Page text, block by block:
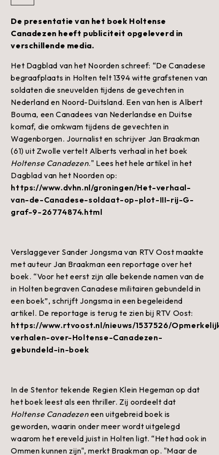
De presentatie van het boek Holtense
Canadezen heeft publiciteit opgeleverd in
verschillende media.
Het Dagblad van het Noorden schreef: “De Canadese
begraafplaats in Holten telt 1394 witte grafstenen van
soldaten die sneuvelden tijdens de gevechten in
Nederland en Noord-Duitsland. Een van hen is Albert
Bouma, een Canadees van Nederlandse en Duitse
komaf, die omkwam tijdens de gevechten in
Wagenborgen. Journalist en schrijver Jan Braakman
(61) uit Zwolle vertelt Alberts verhaal in het boek
Holtense Canadezen." Lees het hele artikel ïn het
Dagblad van het Noorden op:
https://www.dvhn.nl/groningen/Het-verhaal-
van-de-Canadese-soldaat-op-plot-III-rij-G-
graf-9-26774874.html
Verslaggever Sander Jongsma van RTV Oost maakte
met auteur Jan Braakman een reportage over het
boek. “Voor het eerst zijn alle bekende namen van de
in Holten begraven Canadese militairen gebundeld in
een boek”, schrijft Jongsma in een begeleidend
artikel. De reportage is terug te zien bij RTV Oost:
https://www.rtvoost.nl/nieuws/1537526/
verhalen-over-Holtense-Canadezen-
gebundeld-in-boek
In de Stentor tekende Regien Klein Hegeman op dat
het boek leest als een thriller. Zij oordeelt dat
Holtense Canadezeneen uitgebreid boek is
geworden, waarin onder meer wordt uitgelegd
waarom het ereveld juist in Holten ligt. “Het had ook in
Ommen kunnen zijn", merkt Braakman op. "Maar de